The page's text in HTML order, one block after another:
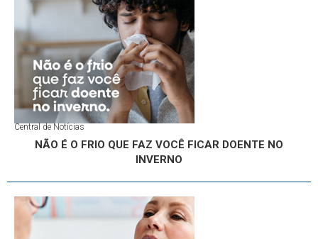
Central de Notícias
NÃO É O FRIO QUE FAZ VOCÊ FICAR DOENTE NO
INVERNO